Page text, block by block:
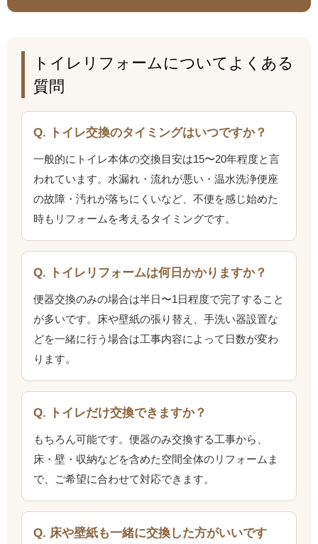
トイレリフォームについてよくある
質問
Q. トイレ交換のタイミングはいつですか？
一般的にトイレ本体の交換目安は15〜20年程度と言
われています。水漏れ・流れが悪い・温水洗浄便座
の故障・汚れが落ちにくいなど、不便を感じ始めた
時もリフォームを考えるタイミングです。
Q. トイレリフォームは何日かかりますか？
便器交換のみの場合は半日〜1日程度で完了すること
が多いです。床や壁紙の張り替え、手洗い器設置な
どを一緒に行う場合は工事内容によって日数が変わ
ります。
Q. トイレだけ交換できますか？
もちろん可能です。便器のみ交換する工事から、
床・壁・収納などを含めた空間全体のリフォームま
で、ご希望に合わせて対応できます。
Q. 床や壁紙も一緒に交換した方がいいです